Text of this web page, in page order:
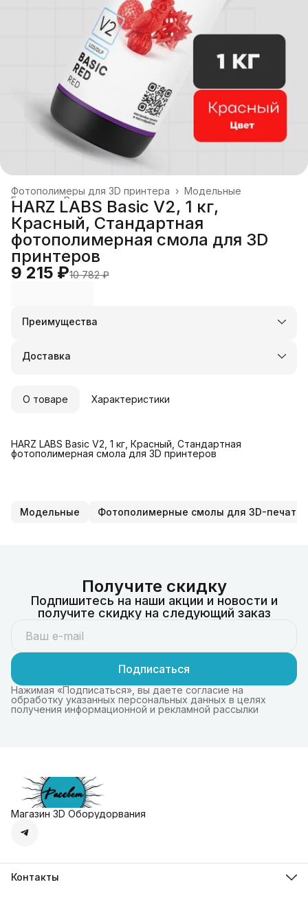
Модельные
Фотополимеры для 3D принтера ›
Расходные материалы
Главная
HARZ LABS Basic V2, 1 кг,
Красный, Стандартная
фотополимерная смола для 3D
принтеров
9 215 ₽10 782 ₽
Преимущества
Оплата частями в Сплит
Удобный возврат
Доставка
О товаре Характеристики
HARZ LABS Basic V2, 1 кг, Красный, Стандартная
фотополимерная смола для 3D принтеров
Модельные Фотополимерные смолы для 3D-печати
Получите скидку
Подпишитесь на наши акции и новости и
получите скидку на следующий заказ
Подписаться
Нажимая «Подписаться», вы даете согласие на
обработку указанных персональных данных в целях
получения информационной и рекламной рассылки
Магазин 3D Оборудорвания
Контакты